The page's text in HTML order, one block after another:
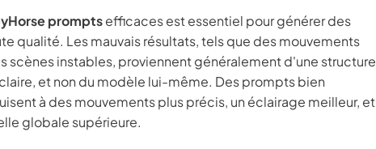
promptsefficaces est essentiel pour générer des
qualité. Les mauvais résultats, tels que des mouvements
scènes instables, proviennent généralement d'une structure
et non du modèle lui-même. Des prompts bien
à des mouvements plus précis, un éclairage meilleur, et
globale supérieure.